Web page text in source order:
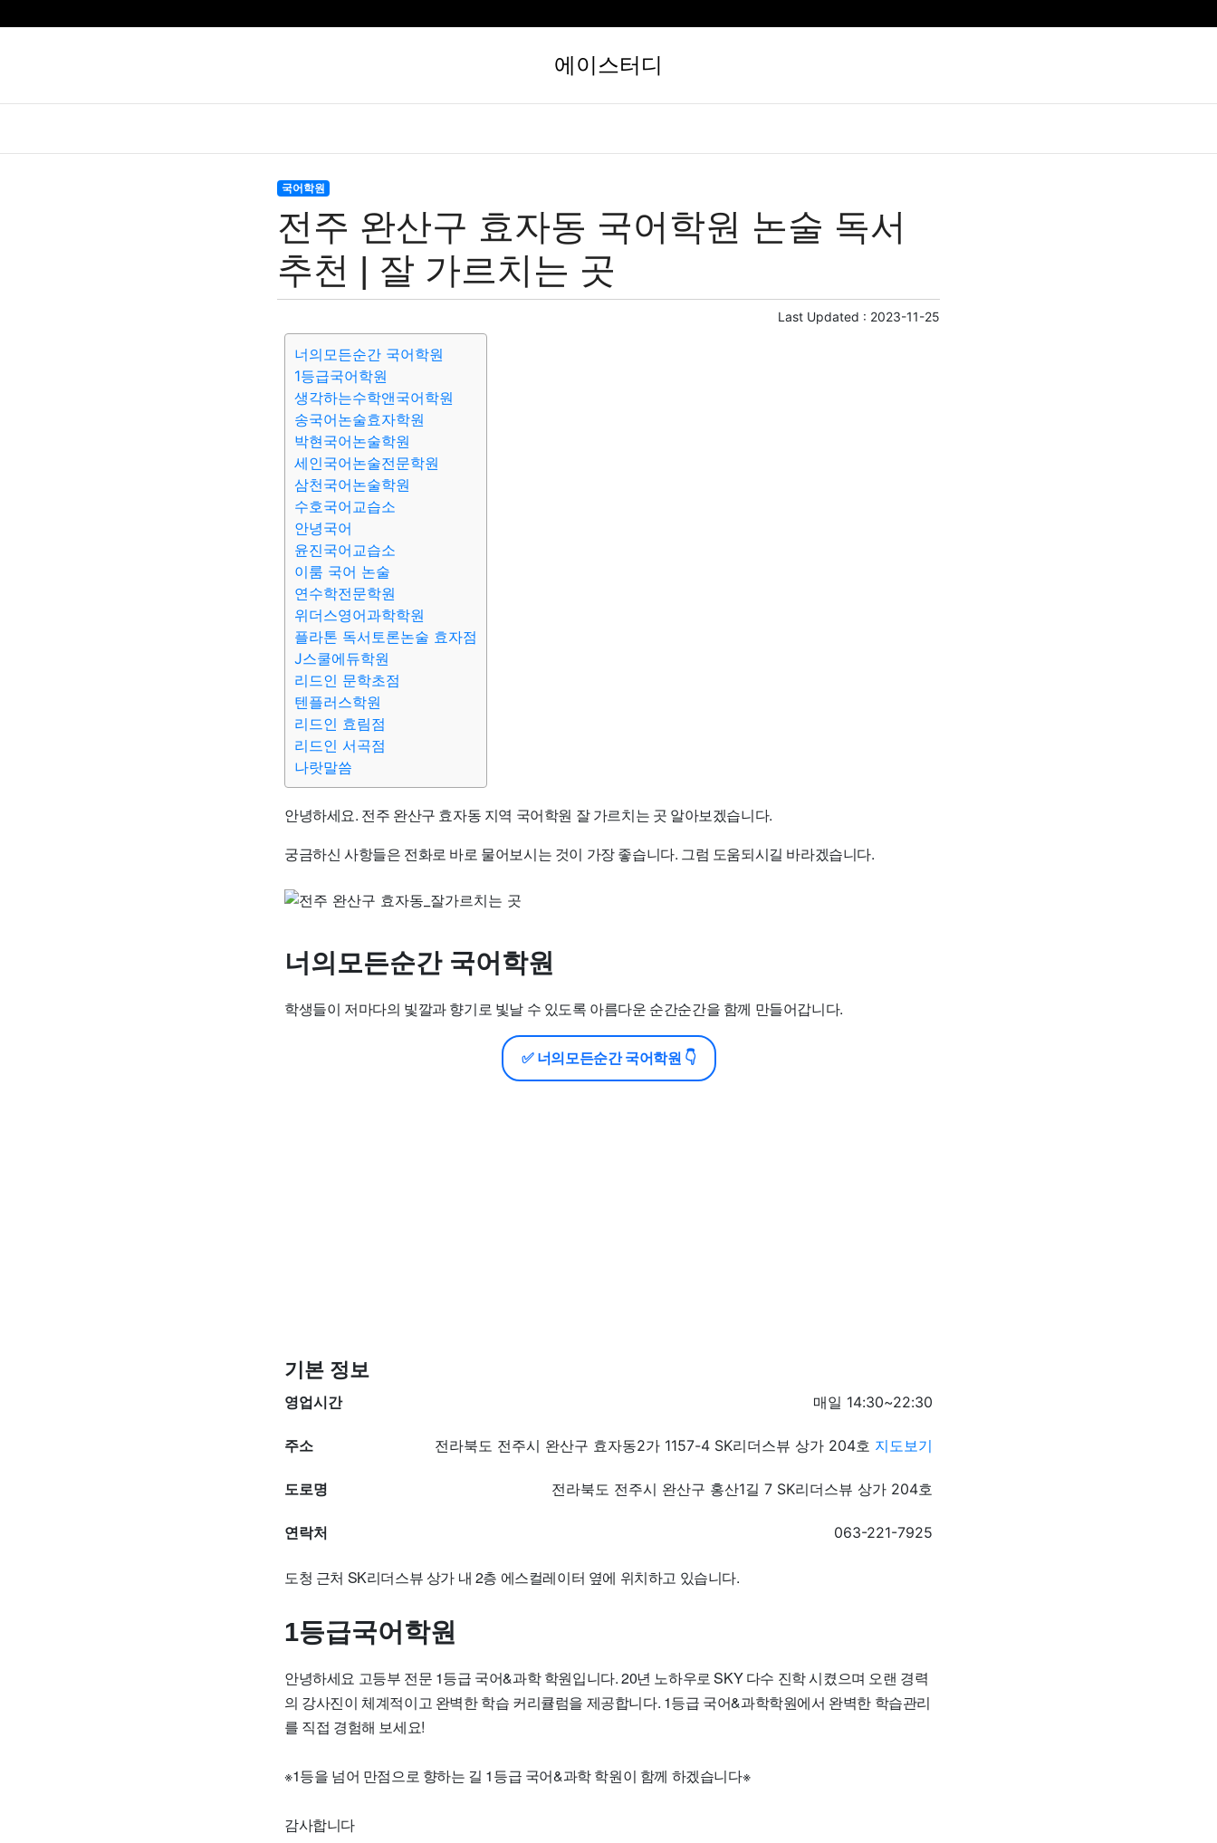
에이스터디
국어학원
전주 완산구 효자동 국어학원 논술 독서
추천 | 잘 가르치는 곳
Last Updated : 2023-11-25
너의모든순간 국어학원
1등급국어학원
생각하는수학앤국어학원
송국어논술효자학원
박현국어논술학원
세인국어논술전문학원
삼천국어논술학원
수호국어교습소
안녕국어
윤진국어교습소
이룸 국어 논술
연수학전문학원
위더스영어과학학원
플라톤 독서토론논술 효자점
J스쿨에듀학원
리드인 문학초점
텐플러스학원
리드인 효림점
리드인 서곡점
나랏말씀
안녕하세요. 전주 완산구 효자동 지역 국어학원 잘 가르치는 곳 알아보겠습니다.
궁금하신 사항들은 전화로 바로 물어보시는 것이 가장 좋습니다. 그럼 도움되시길 바라겠습니다.
너의모든순간 국어학원
학생들이 저마다의 빛깔과 향기로 빛날 수 있도록 아름다운 순간순간을 함께 만들어갑니다.
✅ 너의모든순간 국어학원 👇
기본 정보
영업시간 매일 14:30~22:30
주소 전라북도 전주시 완산구 효자동2가 1157-4 SK리더스뷰 상가 204호 지도보기
도로명 전라북도 전주시 완산구 홍산1길 7 SK리더스뷰 상가 204호
연락처 063-221-7925
도청 근처 SK리더스뷰 상가 내 2층 에스컬레이터 옆에 위치하고 있습니다.
1등급국어학원
안녕하세요 고등부 전문 1등급 국어&과학 학원입니다. 20년 노하우로 SKY 다수 진학 시켰으며 오랜 경력
의 강사진이 체계적이고 완벽한 학습 커리큘럼을 제공합니다. 1등급 국어&과학학원에서 완벽한 학습관리
를 직접 경험해 보세요!
※1등을 넘어 만점으로 향하는 길 1등급 국어&과학 학원이 함께 하겠습니다※
감사합니다